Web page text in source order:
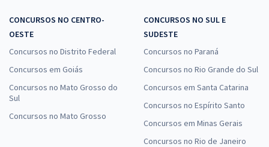
CONCURSOS NO CENTRO-
OESTE
Concursos no Distrito Federal
Concursos em Goiás
Concursos no Mato Grosso do
Sul
Concursos no Mato Grosso
CONCURSOS NO SUL E
SUDESTE
Concursos no Paraná
Concursos no Rio Grande do Sul
Concursos em Santa Catarina
Concursos no Espírito Santo
Concursos em Minas Gerais
Concursos no Rio de Janeiro